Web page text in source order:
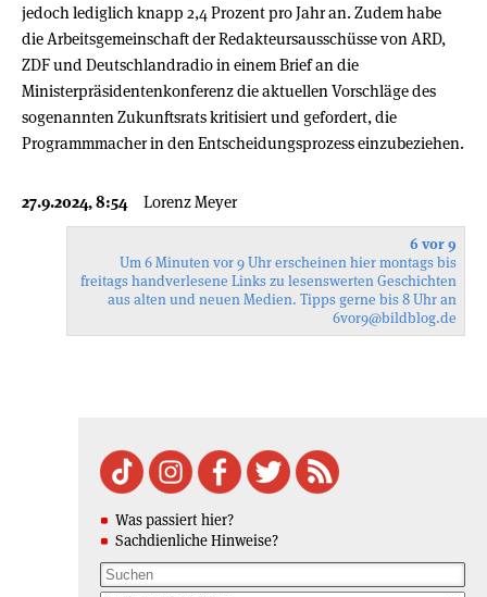
jedoch lediglich knapp 2,4 Prozent pro Jahr an. Zudem habe
die Arbeitsgemeinschaft der Redakteursausschüsse von ARD,
ZDF und Deutschlandradio in einem Brief an die
Ministerpräsidentenkonferenz die aktuellen Vorschläge des
sogenannten Zukunftsrats kritisiert und gefordert, die
Programmmacher in den Entscheidungsprozess einzubeziehen.
27.9.2024, 8:54 Lorenz Meyer
6 vor 9
Um 6 Minuten vor 9 Uhr erscheinen hier montags bis
freitags handverlesene Links zu lesenswerten Geschichten
aus alten und neuen Medien. Tipps gerne bis 8 Uhr an
6vor9@bildblog.de
Was passiert hier?
Sachdienliche Hinweise?